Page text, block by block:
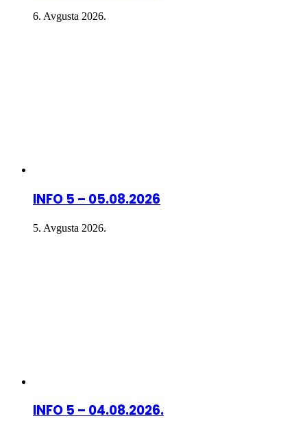
6. Avgusta 2026.
INFO 5 – 05.08.2026
5. Avgusta 2026.
INFO 5 – 04.08.2026.